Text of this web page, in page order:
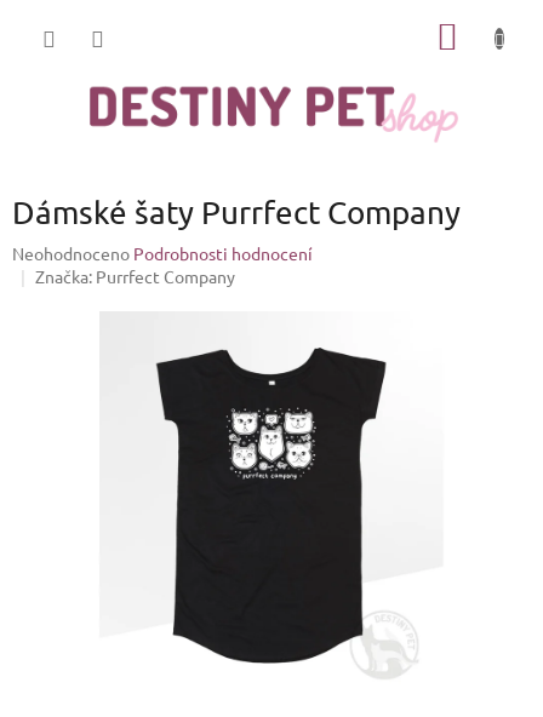
Dámské šaty Purrfect Company
Průměrné
hodnocení
Neohodnoceno Podrobnosti hodnocení
Značka: Purrfect Company